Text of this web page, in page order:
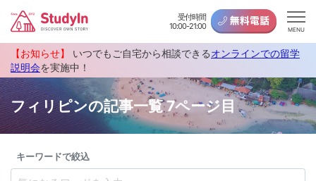
受付時間
10:00-21:00
MENU
【お知らせ】 いつでもご自宅から相談できるオンラインでの留学
説明会を実施中！
フィリピンの記事一覧 7ページ目
キーワードで絞込